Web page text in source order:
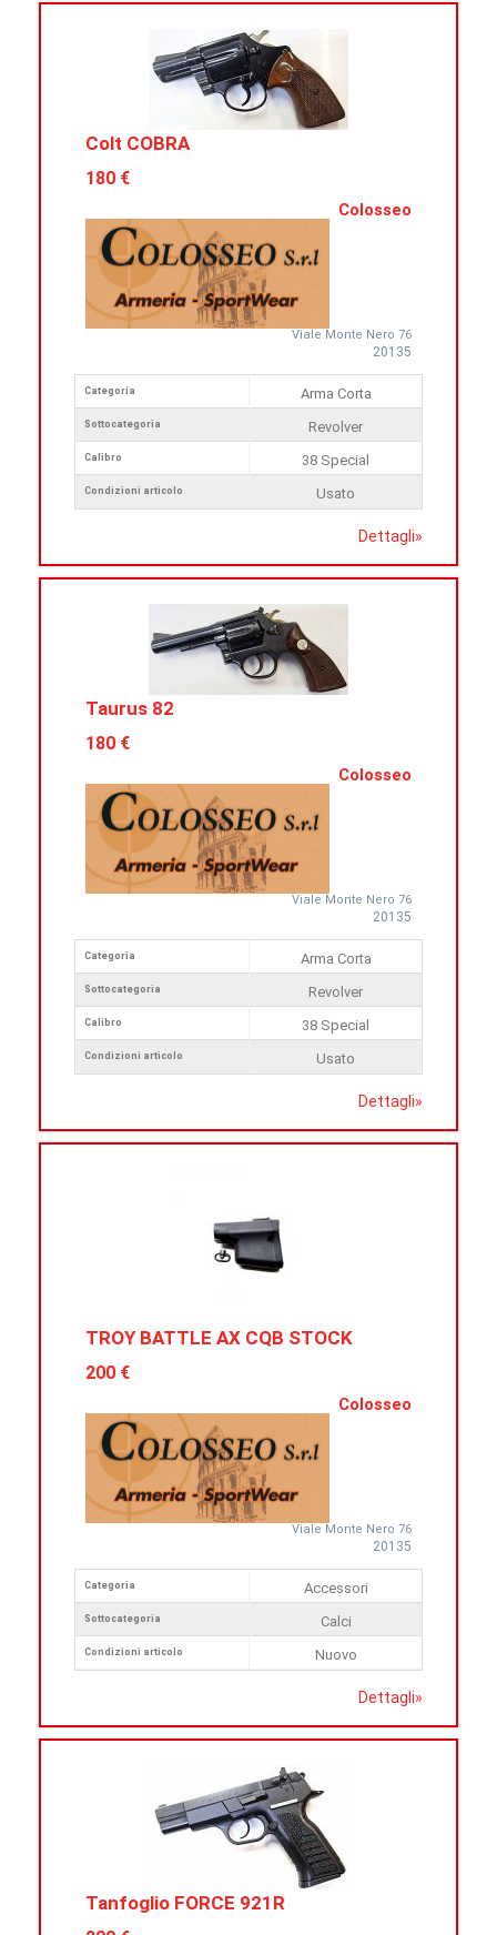
Colt COBRA
180 €
Colosseo
Viale Monte Nero 76
20135
Categoria
Sottocategoria
Calibro
Condizioni articolo
Arma Corta
Revolver
38 Special
Usato
Dettagli»
Taurus 82
180 €
Colosseo
Viale Monte Nero 76
20135
Categoria
Sottocategoria
Calibro
Condizioni articolo
Arma Corta
Revolver
38 Special
Usato
Dettagli»
TROY BATTLE AX CQB STOCK
200 €
Colosseo
Viale Monte Nero 76
20135
Categoria
Sottocategoria
Condizioni articolo
Accessori
Calci
Nuovo
Dettagli»
Tanfoglio FORCE 921R